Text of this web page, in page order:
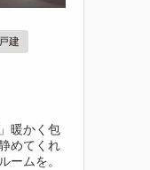
戸建
暖かく包
めてくれ
ームを。